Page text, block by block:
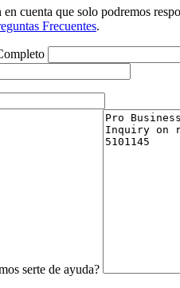
cuenta que solo podremos
Frecuentes.
serte de ayuda?